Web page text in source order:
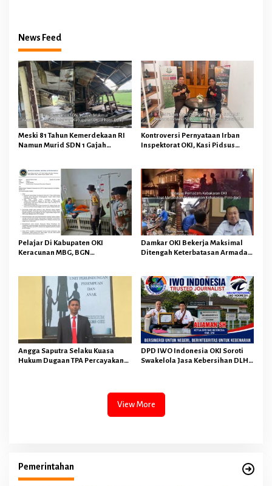
News Feed
Meski 81 Tahun Kemerdekaan RI
Namun Murid SDN 1 Gajah
Kontroversi Pernyataan Irban
Inspektorat OKI, Kasi Pidsus
Keuangan Negara Tidak
Menghapuskan Hukuman Pidana
Bagi Pelaku
Pelajar Di Kabupaten OKI
Keracunan MBG, BGN
Bandar Jaya
Damkar OKI Bekerja Maksimal
Ditengah Keterbatasan Armada
Angga Saputra Selaku Kuasa
Hukum Dugaan TPA Percayakan
DPD IWO Indonesia OKI Soroti
Swakelola Jasa Kebersihan DLH
View More
Pemerintahan